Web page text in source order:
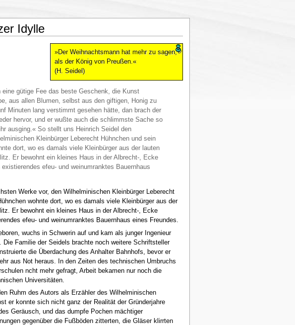
Idylle
»Der Weihnachtsmann hat mehr zu sagen,
als der König von Preußen.«
(H. Seidel)
eine gütige Fee das beste Geschenk, die Kunst
aus allen Blumen, selbst aus den giftigen, Honig zu
Minuten lang verstimmt gesehen hätte, dan brach der
hervor, und er wußte auch die schlimmste Sache so
ausging.« So stellt uns Heinrich Seidel den
Kleinbürger Leberecht Hühnchen und sein
dort, wo es damals viele Kleinbürger aus der lauten
Er bewohnt ein kleines Haus in der Albrecht-, Ecke
efeu- und weinumranktes Bauernhaus
Werke vor, den Wilhelminischen Kleinbürger Leberecht
wohnte dort, wo es damals viele Kleinbürger aus der
Er bewohnt ein kleines Haus in der Albrecht-, Ecke
efeu- und weinumranktes Bauernhaus eines Freundes.
wuchs in Schwerin auf und kam als junger Ingenieur
Familie der Seidels brachte noch weitere Schriftsteller
die Überdachung des Anhalter Bahnhofs, bevor er
aus Not heraus. In den Zeiten des technischen Umbruchs
ncht mehr gefragt, Arbeit bekamen nur noch die
Universitäten.
Ruhm des Autors als Erzähler des Wilhelminischen
er konnte sich nicht ganz der Realität der Gründerjahre
Geräusch, und das dumpfe Pochen mächtiger
gegenüber die Fußböden zitterten, die Gläser klirrten